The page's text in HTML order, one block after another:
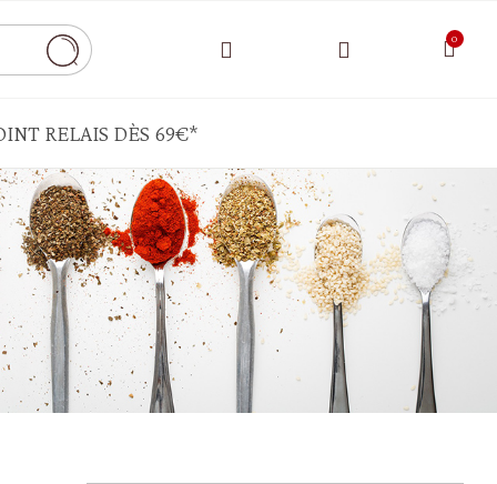
CONDIMENTS - SAUCE - AIDES CULINAIRES
Bouillon - chapelure
Cornichons - câpres -pickels
Ghee - autres matières grasses
Moutarde - mayonnaise - ketchup
Sauce tomate - pesto - crème de légumes
Epices - herbes aromatiques - sel - poivre
RELAIS DÈS 69€*